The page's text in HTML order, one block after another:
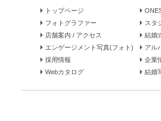
トップページ
フォトグラファー
スタ
店舗案内 / アクセス
結婚
エンゲージメント写真(フォト)
アル
採用情報
企業
Webカタログ
結婚